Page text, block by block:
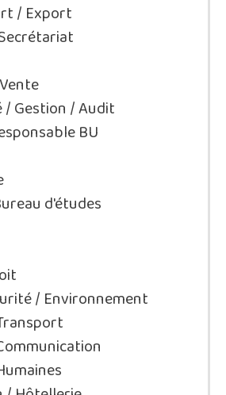
/ Export
Gestion / Audit
BU
d'études
/ Environnement